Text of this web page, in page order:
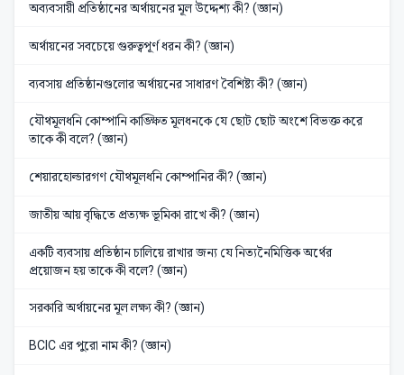
অব্যবসায়ী প্রতিষ্ঠানের অর্থায়নের মূল উদ্দেশ্য কী? (জ্ঞান)
অর্থায়নের সবচেয়ে গুরুত্বপূর্ণ ধরন কী? (জ্ঞান)
ব্যবসায় প্রতিষ্ঠানগুলোর অর্থায়নের সাধারণ বৈশিষ্ট্য কী? (জ্ঞান)
যৌথমূলধনি কোম্পানি কাঙ্ক্ষিত মূলধনকে যে ছোট ছোট অংশে বিভক্ত করে
তাকে কী বলে? (জ্ঞান)
শেয়ারহোল্ডারগণ যৌথমূলধনি কোম্পানির কী? (জ্ঞান)
জাতীয় আয় বৃদ্ধিতে প্রত্যক্ষ ভূমিকা রাখে কী? (জ্ঞান)
একটি ব্যবসায় প্রতিষ্ঠান চালিয়ে রাখার জন্য যে নিত্যনৈমিত্তিক অর্থের
প্রয়োজন হয় তাকে কী বলে? (জ্ঞান)
সরকারি অর্থায়নের মূল লক্ষ্য কী? (জ্ঞান)
BCIC এর পুরো নাম কী? (জ্ঞান)